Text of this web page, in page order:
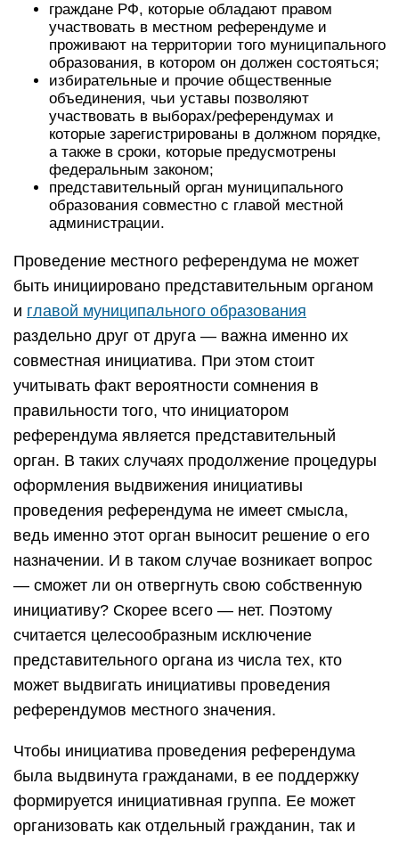
граждане РФ, которые обладают правом
участвовать в местном референдуме и
проживают на территории того муниципального
образования, в котором он должен состояться;
избирательные и прочие общественные
объединения, чьи уставы позволяют
участвовать в выборах/референдумах и
которые зарегистрированы в должном порядке,
а также в сроки, которые предусмотрены
федеральным законом;
представительный орган муниципального
образования совместно с главой местной
администрации.
Проведение местного референдума не может
быть инициировано представительным органом
и главой муниципального образования
раздельно друг от друга — важна именно их
совместная инициатива. При этом стоит
учитывать факт вероятности сомнения в
правильности того, что инициатором
референдума является представительный
орган. В таких случаях продолжение процедуры
оформления выдвижения инициативы
проведения референдума не имеет смысла,
ведь именно этот орган выносит решение о его
назначении. И в таком случае возникает вопрос
— сможет ли он отвергнуть свою собственную
инициативу? Скорее всего — нет. Поэтому
считается целесообразным исключение
представительного органа из числа тех, кто
может выдвигать инициативы проведения
референдумов местного значения.
Чтобы инициатива проведения референдума
была выдвинута гражданами, в ее поддержку
формируется инициативная группа. Ее может
организовать как отдельный гражданин, так и